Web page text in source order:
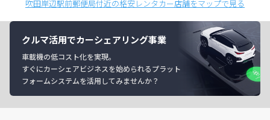
吹田岸辺駅前郵便局付近の格安レンタカー店舗をマップで見る
クルマ活用でカーシェアリング事業
車載機の低コスト化を実現。
すぐにカーシェアビジネスを始められるプラット
フォームシステムを活用してみませんか？